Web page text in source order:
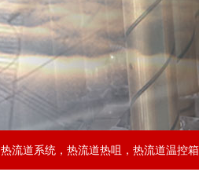
热流道系统 ， 热流道热咀 ， 热流道温控箱